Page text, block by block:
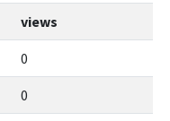
views
0
0